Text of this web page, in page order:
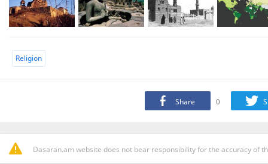
Religion
Share 0
Dasaran.am website does not bear responsibility for the accuracy of